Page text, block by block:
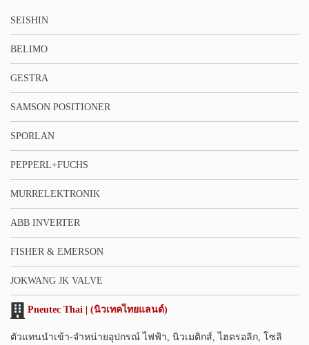
SEISHIN
BELIMO
GESTRA
SAMSON POSITIONER
SPORLAN
PEPPERL+FUCHS
MURRELEKTRONIK
ABB INVERTER
FISHER & EMERSON
JOKWANG JK VALVE
Pneutec Thai | (นิวเทคไทยแลนด์)
ตัวแทนนำเข้า-จำหน่ายอุปกรณ์ ไฟฟ้า, นิวเมติกส์, ไฮดรอลิก, โซลิ